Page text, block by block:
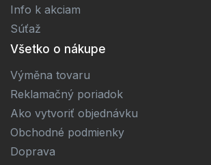
Info k akciam
Súťaž
Všetko o nákupe
Výměna tovaru
Reklamačný poriadok
Ako vytvoriť objednávku
Obchodné podmienky
Doprava